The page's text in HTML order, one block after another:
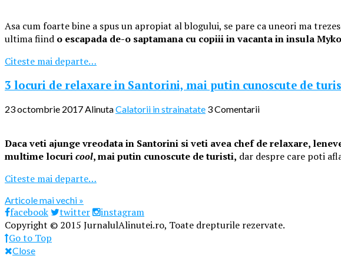
Asa cum foarte bine a spus un apropiat al blogului, se pare ca uneori ma
ultima fiind o escapada de-o saptamana cu copiii in vacanta in insula
Citeste mai departe…
3 locuri de relaxare in Santorini, mai putin cunoscute de
23 octombrie 2017AlinutaCalatorii in strainatate 3 Comentarii
Daca veti ajunge vreodata in Santorini si veti avea chef de relaxare,
multime locuricool, mai putin cunoscute de turisti, dar despre care poti
Citeste mai departe…
Articole mai vechi »
facebook twitter
instagram
Copyright © 2015 JurnalulAlinutei.ro, Toate drepturile rezervate.
Go to Top
Close